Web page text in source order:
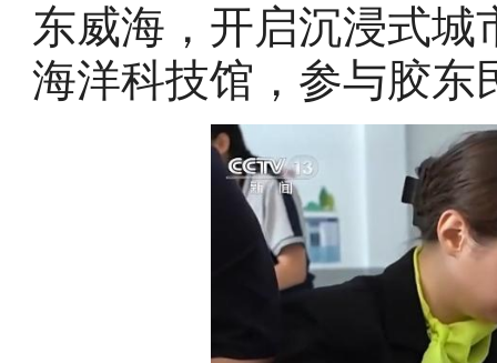
东威海，开启沉浸式
海洋科技馆，参与胶东